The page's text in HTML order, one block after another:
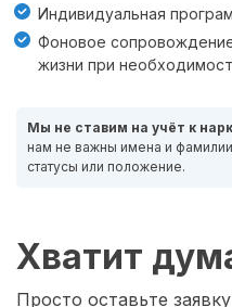
Индивидуальная
Фоновое
жизни при
Мы не ставим на учёт к
нам не важны имена и
статусы или положение.
Хватит
Просто оставьте